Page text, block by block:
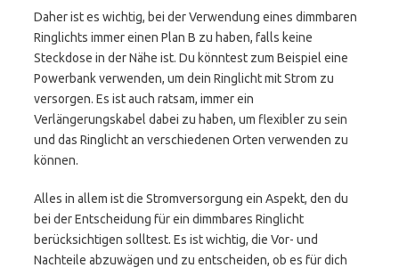
Daher ist es wichtig, bei der Verwendung eines dimmbaren
Ringlichts immer einen Plan B zu haben, falls keine
Steckdose in der Nähe ist. Du könntest zum Beispiel eine
Powerbank verwenden, um dein Ringlicht mit Strom zu
versorgen. Es ist auch ratsam, immer ein
Verlängerungskabel dabei zu haben, um flexibler zu sein
und das Ringlicht an verschiedenen Orten verwenden zu
können.
Alles in allem ist die Stromversorgung ein Aspekt, den du
bei der Entscheidung für ein dimmbares Ringlicht
berücksichtigen solltest. Es ist wichtig, die Vor- und
Nachteile abzuwägen und zu entscheiden, ob es für dich